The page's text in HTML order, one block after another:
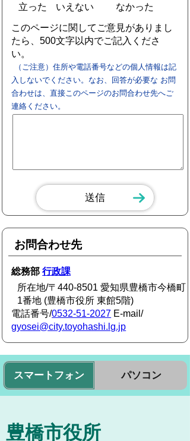
立った
いえない
なかった
このページに関してご意見がありまし
たら、500文字以内でご記入くださ
い。
（ご注意）住所や電話番号などの個人情報は記
入しないでください。なお、回答が必要な お問
合わせは、直接このページのお問合わせ先へご
連絡ください。
お問合わせ先
総務部行政課
所在地/〒440-8501 愛知県豊橋市今橋町
1番地 (豊橋市役所 東館5階)
電話番号/0532-51-2027 E-mail/
gyosei@city.toyohashi.lg.jp
スマートフォン パソコン
豊橋市役所